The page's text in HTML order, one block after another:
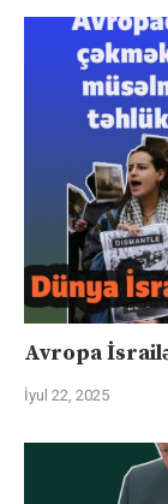
Avropa
İyul 22, 2025